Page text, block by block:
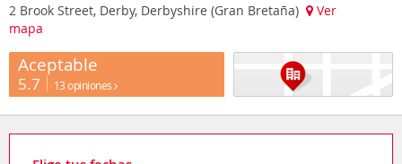
2 Brook Street, Derby, Derbyshire (Gran Bretaña)
Ver
mapa
Aceptable
5.7 13 opiniones